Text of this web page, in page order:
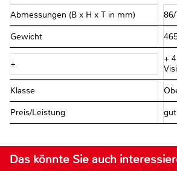
Abmessungen (B x H x T in mm)
Gewicht
+
+
Klasse
Preis/Leistung
Das könnte Sie auch